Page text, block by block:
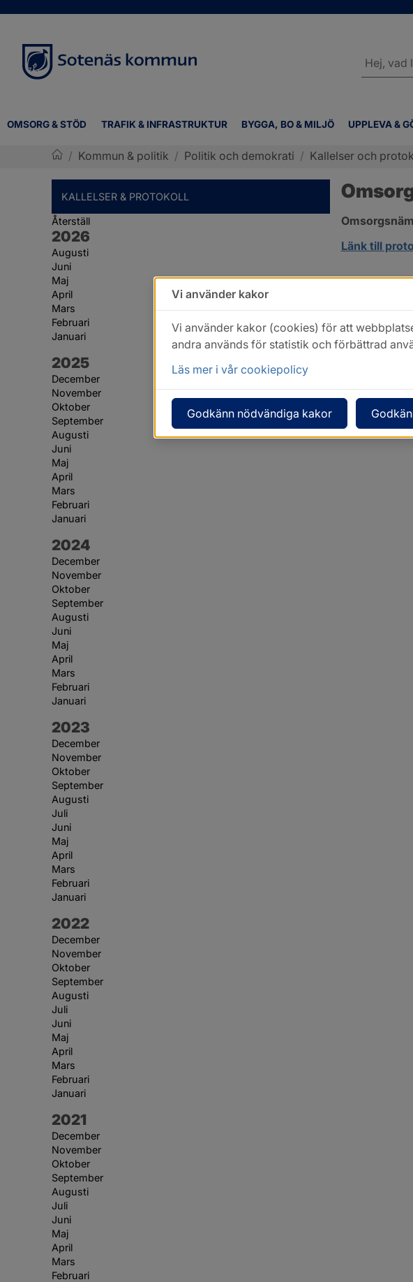
OMSORG & STÖD TRAFIK & INFRASTRUKTUR BYGGA, BO & MILJÖ UPPLEVA &
/ Kommun & politik / Politik och demokrati / Kallelser och
KALLELSER & PROTOKOLL
Återställ
År:
2026
Augusti
Juni
Maj
April
Mars
Februari
Januari
År:
2025
December
November
Oktober
September
Augusti
Juni
Maj
April
Mars
Februari
Januari
År:
2024
December
November
Oktober
September
Augusti
Juni
Maj
April
Mars
Februari
Januari
År:
2023
December
November
Oktober
September
Augusti
Juli
Juni
Maj
April
Mars
Februari
Januari
År:
2022
December
November
Oktober
September
Augusti
Juli
Juni
Maj
April
Mars
Februari
Januari
År:
2021
December
November
Oktober
September
Augusti
Juli
Juni
Maj
April
Mars
Februari
Länk till
Vi använder kakor
Vi använder kakor (cookies) för att
andra används för statistik och förbättrad
Läs mer i vår cookiepolicy
Godkänn nödvändiga kakor